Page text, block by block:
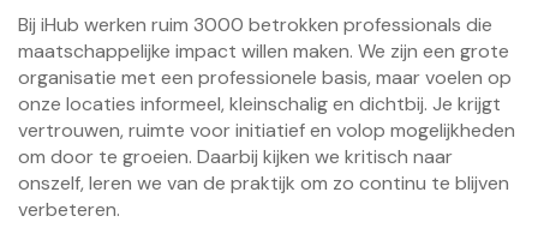
Bij iHub werken ruim 3000 betrokken professionals die
maatschappelijke impact willen maken. We zijn een grote
organisatie met een professionele basis, maar voelen op
onze locaties informeel, kleinschalig en dichtbij. Je krijgt
vertrouwen, ruimte voor initiatief en volop mogelijkheden
om door te groeien. Daarbij kijken we kritisch naar
onszelf, leren we van de praktijk om zo continu te blijven
verbeteren.